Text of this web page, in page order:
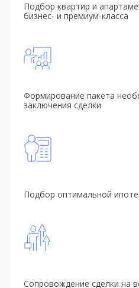
Подбор квартир и
бизнес- и премиум-класса
Формирование пакета
заключения сделки
Подбор оптимальной
Сопровождение сделки на